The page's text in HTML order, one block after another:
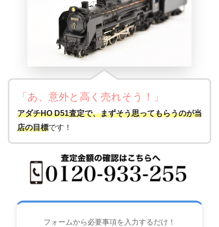
「あ、意外と高く売れそう ！ 」
アダチHO D51査定で、まずそう思ってもらうのが当
店の目標です！
フォームから必要事項を入力するだけ！